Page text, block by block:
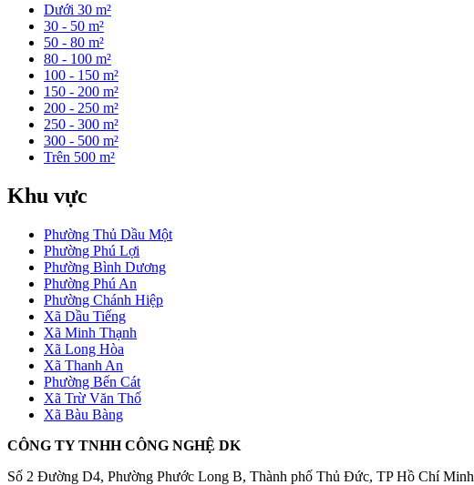
Dưới 30 m²
30 - 50 m²
50 - 80 m²
80 - 100 m²
100 - 150 m²
150 - 200 m²
200 - 250 m²
250 - 300 m²
300 - 500 m²
Trên 500 m²
Khu vực
Phường Thủ Dầu Một
Phường Phú Lợi
Phường Bình Dương
Phường Phú An
Phường Chánh Hiệp
Xã Dầu Tiếng
Xã Minh Thạnh
Xã Long Hòa
Xã Thanh An
Phường Bến Cát
Xã Trừ Văn Thố
Xã Bàu Bàng
CÔNG TY TNHH CÔNG NGHỆ DK
Số 2 Đường D4, Phường Phước Long B, Thành phố Thủ Đức, TP Hồ Chí Minh